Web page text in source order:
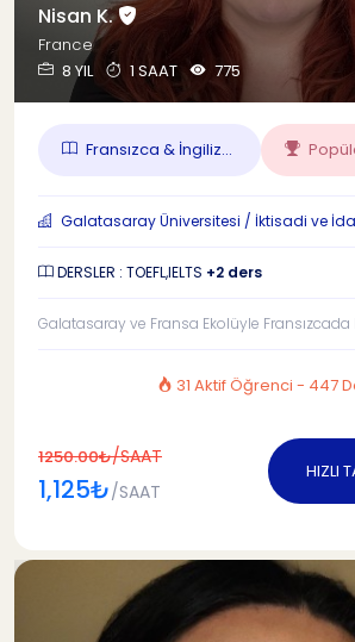
Nisan K.
France
8 YIL
1 SAAT 775
Fransızca & İngiliz...
Galatasaray Üniversitesi / İktisadi ve
DERSLER : TOEFL,IELTS +2 ders
Galatasaray ve Fransa Ekolüyle Fransızcada
31 Aktif Öğrenci - 447
1250.00₺/SAAT
1,125₺/SAAT
HIZLI